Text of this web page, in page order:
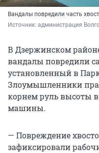
Вандалы повредили часть
Источник: администрация
В Дзержинском
вандалы повредили
установленный в
Злоумышленники
корнем руль высоты в
машины.
— Повреждение
зафиксировали